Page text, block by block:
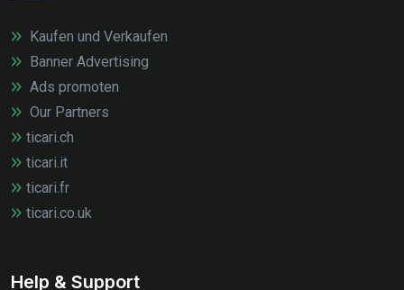
Kaufen und Verkaufen
Banner Advertising
Ads promoten
Our Partners
ticari.ch
ticari.it
ticari.fr
ticari.co.uk
Help & Support